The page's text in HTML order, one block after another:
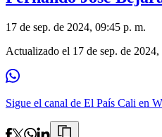
17 de sep. de 2024, 09:45 p. m.
Actualizado el 17 de sep. de
Sigue el canal de El País Cali en